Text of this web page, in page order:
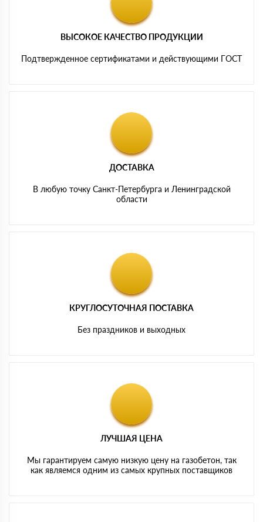
ВЫСОКОЕ КАЧЕСТВО ПРОДУКЦИИ
Подтвержденное сертификатами и действующими ГОСТ
ДОСТАВКА
В любую точку Санкт-Петербурга и Ленинградской
области
КРУГЛОСУТОЧНАЯ ПОСТАВКА
Без праздников и выходных
ЛУЧШАЯ ЦЕНА
Мы гарантируем самую низкую цену на газобетон, так
как являемся одним из самых крупных поставщиков